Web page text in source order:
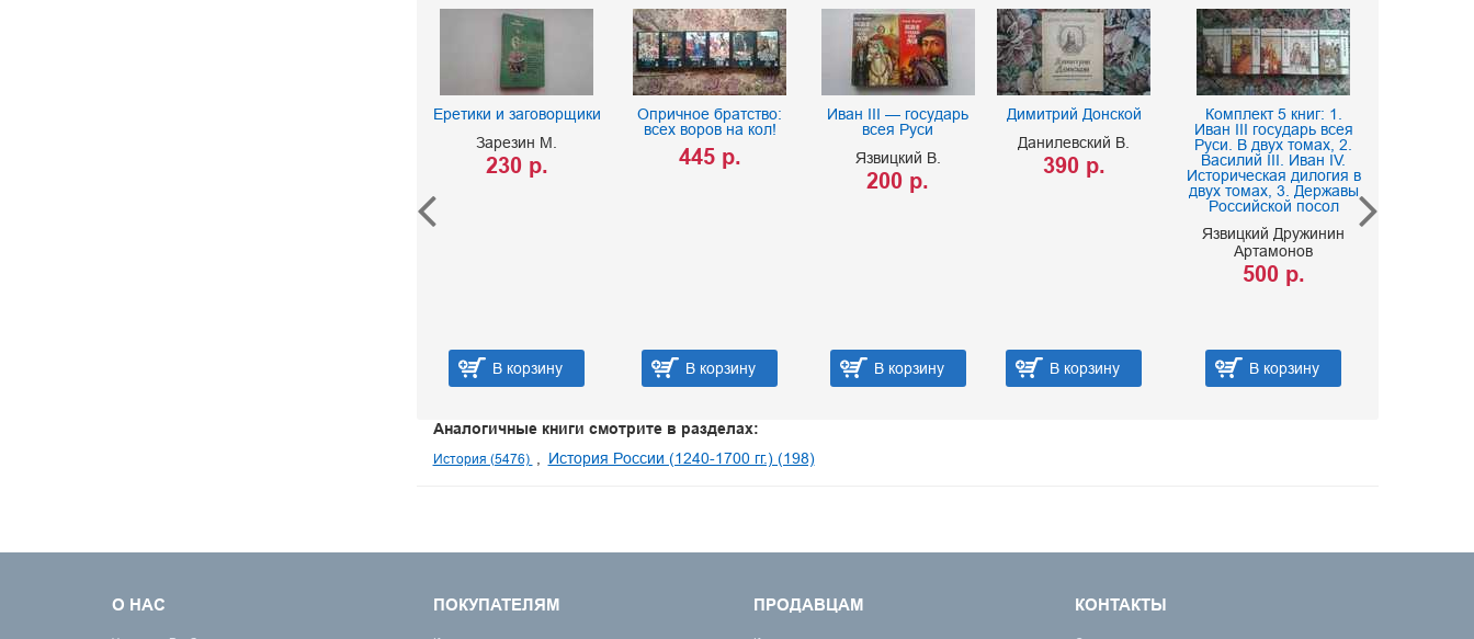
Еретики и заговорщики
Зарезин М.
230 р.
В корзину
Опричное братство:
всех воров на кол!
445 р.
В корзину
Иван III — государь
всея Руси
Язвицкий В.
200 р.
В корзину
Димитрий Донской
Данилевский В.
390 р.
В корзину
Комплект 5 книг: 1.
Иван III государь всея
Руси. В двух томах, 2.
Василий III. Иван IV.
Историческая дилогия в
двух томах, 3. Державы
Российской посол
Язвицкий Дружинин
Артамонов
500 р.
В корзину
Аналогичные книги смотрите в разделах:
История (5476) История России (1240-1700 гг.) (198)
О НАС ПОКУПАТЕЛЯМ ПРОДАВЦАМ КОНТАКТЫ